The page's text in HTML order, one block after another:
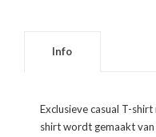
Info
Exclusieve casual T-
shirt wordt gemaakt